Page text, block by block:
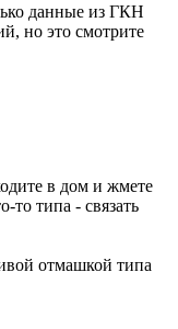
данные из ГКН
но это смотрите
в дом и жмете
то типа - связать
отмашкой типа